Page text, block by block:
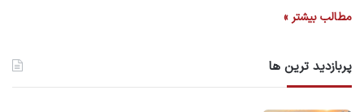
مطالب بیشتر »
پربازدید ترین ها